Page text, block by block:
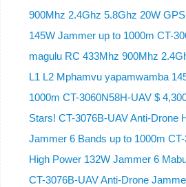
900Mhz 2.4Ghz 5.8Ghz 20W
145W Jammer up to 1000m CT-
magulu RC 433Mhz 900Mhz
L1 L2 Mphamvu yapamwamba
1000m CT-3060N58H-UAV $
Stars! CT-3076B-UAV Anti-Drone
Jammer 6 Bands up to 1000m
High Power 132W Jammer 6
CT-3076B-UAV Anti-Drone